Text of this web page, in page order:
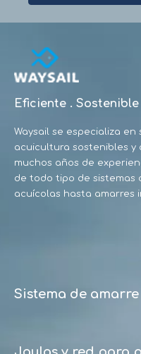
Eficiente .
Waysail se especializa
acuicultura sostenibles y
muchos años de
de todo tipo de sistemas
acuícolas hasta amarres
Sistema de amarre